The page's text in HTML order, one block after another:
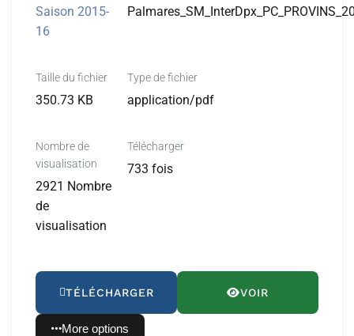
Saison 2015-
16
Taille du fichier
350.73 KB
Type de fichier
application/pdf
Nombre de
visualisation
2921 Nombre
de
visualisation
Télécharger
733 fois
TÉLÉCHARGER VOIR
More options